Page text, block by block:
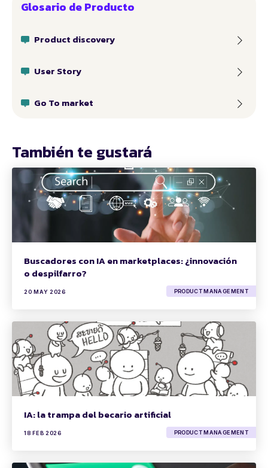
Glosario de Producto
Product discovery
User Story
Go To market
También te gustará
Buscadores con IA en marketplaces: ¿innovación
o despilfarro?
20 MAY 2026 PRODUCT MANAGEMENT
IA: la trampa del becario artificial
18 FEB 2026 PRODUCT MANAGEMENT